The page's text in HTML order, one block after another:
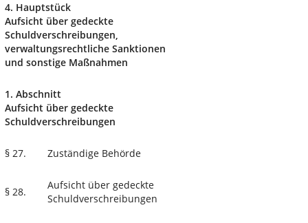
4. Hauptstück
Aufsicht über gedeckte
Schuldverschreibungen,
verwaltungsrechtliche Sanktionen
und sonstige Maßnahmen
1. Abschnitt
Aufsicht über gedeckte
Schuldverschreibungen
§ 27. Zuständige Behörde
§ 28.
Aufsicht über gedeckte
Schuldverschreibungen